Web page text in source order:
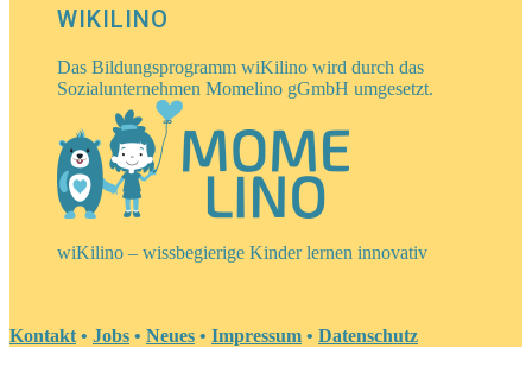
WIKILINO
Das Bildungsprogramm wiKilino wird durch das
Sozialunternehmen Momelino gGmbH umgesetzt.
wiKilino – wissbegierige Kinder lernen innovativ
Kontakt • Jobs • Neues • Impressum • Datenschutz